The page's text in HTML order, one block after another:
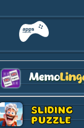
Sliding
Puzzle